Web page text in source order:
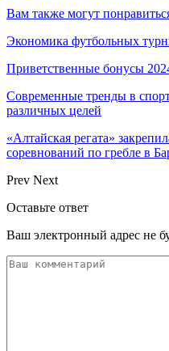
Вам также могут
Экономика футбольных
Приветственные бонусы
Современные тренды в
различных целей
«Алтайская регата»
соревнований по гребле в
Prev Next
Оставьте ответ
Ваш электронный адрес не